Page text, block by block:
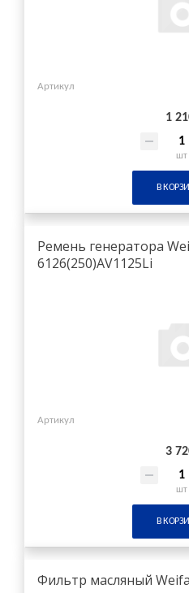
Артикул
1
шт
В
Ремень генератора
6126(250)AV1125Li
Артикул
3
шт
В
Фильтр масляный